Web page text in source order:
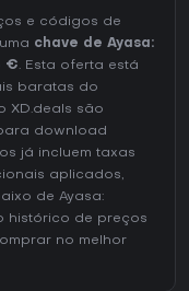
e códigos de
chave de Ayasa:
€. Esta oferta está
baratas do
XD.deals são
download
já incluem taxas
aplicados,
de Ayasa:
histórico de preços
no melhor